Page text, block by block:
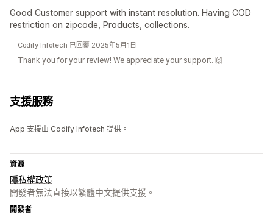
Good Customer support with instant resolution. Having COD
restriction on zipcode, Products, collections.
Codify Infotech 已回覆 2025年5月1日
Thank you for your review! We appreciate your support. 🙌
支援服務
App 支援由 Codify Infotech 提供。
資源
隱私權政策
開發者無法直接以繁體中文提供支援。
開發者